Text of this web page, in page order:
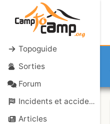
Topoguide
Sorties
Forum
Incidents et accidents
Articles